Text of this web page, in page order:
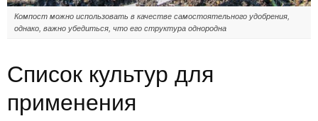
Компост можно использовать в качестве самостоятельного удобрения,
однако, важно убедиться, что его структура однородна
Список культур для
применения